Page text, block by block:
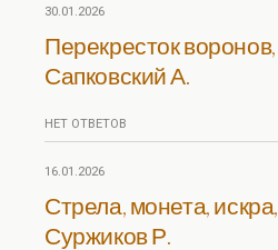
30.01.2026
Перекресток воронов,
Сапковский А.
НЕТ ОТВЕТОВ
16.01.2026
Стрела, монета, искра,
Суржиков Р.